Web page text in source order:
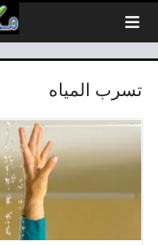
تسرب المياه